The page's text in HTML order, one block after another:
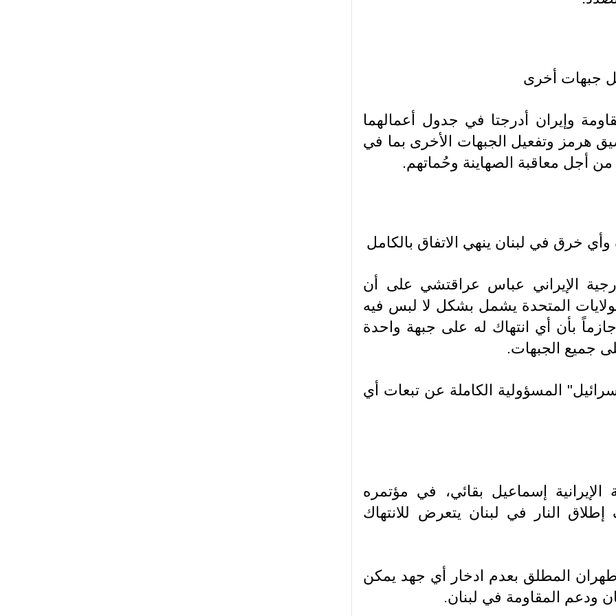
جبهات أخرى
وإيران أدرجتا في جدول أعمالهما
هرمز وتفعيل الجبهات الأخرى بما في
أجل معاقبة الصهاينة وحُماتهم.
خرق في لبنان ينهي الاتفاق بالكامل
الإيراني عباس عراقتشي على أن
المتحدة يشمل بشكل لا لبس فيه
بأن أي انتهاك له على جبهة واحدة
جميع الجبهات.
المسؤولية الكاملة عن تبعات أي
إسماعيل بقائي، في مؤتمره
النار في لبنان يتعرض للانتهاك
المطلق بعدم ادخار أي جهد يمكن
ودعم المقاومة في لبنان.